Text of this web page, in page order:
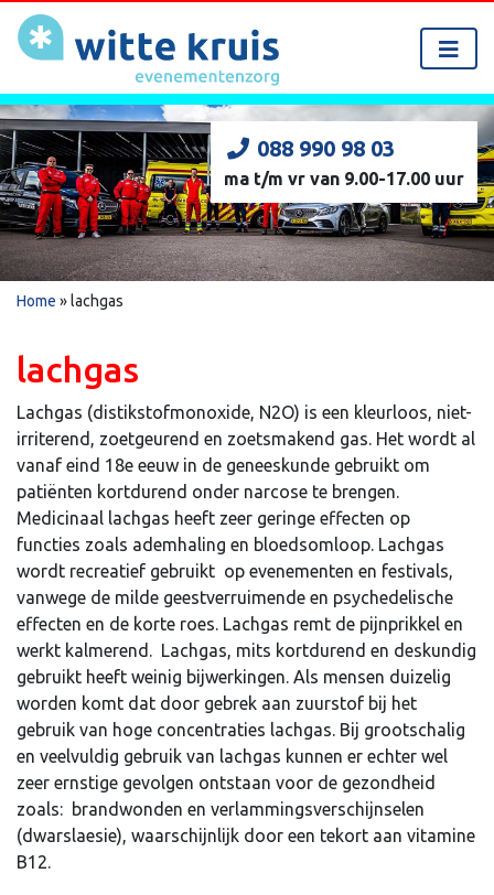
088 990 98 03
ma t/m vr van 9.00-17.00 uur
Home » lachgas
lachgas
Lachgas (distikstofmonoxide, N2O) is een kleurloos, niet-
irriterend, zoetgeurend en zoetsmakend gas. Het wordt al
vanaf eind 18e eeuw in de geneeskunde gebruikt om
patiënten kortdurend onder narcose te brengen.
Medicinaal lachgas heeft zeer geringe effecten op
functies zoals ademhaling en bloedsomloop. Lachgas
wordt recreatief gebruikt op evenementen en festivals,
vanwege de milde geestverruimende en psychedelische
effecten en de korte roes. Lachgas remt de pijnprikkel en
werkt kalmerend. Lachgas, mits kortdurend en deskundig
gebruikt heeft weinig bijwerkingen. Als mensen duizelig
worden komt dat door gebrek aan zuurstof bij het
gebruik van hoge concentraties lachgas. Bij grootschalig
en veelvuldig gebruik van lachgas kunnen er echter wel
zeer ernstige gevolgen ontstaan voor de gezondheid
zoals: brandwonden en verlammingsverschijnselen
(dwarslaesie), waarschijnlijk door een tekort aan vitamine
B12.